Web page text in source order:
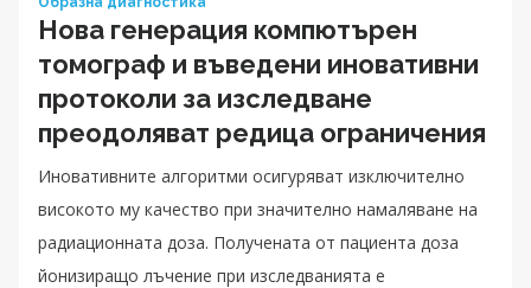
Нова генерация компютърен
томограф и въведени иновативни
протоколи за изследване
преодоляват редица ограничения
Иновативните алгоритми осигуряват изключително
високото му качество при значително намаляване на
радиационната доза. Получената от пациента доза
йонизиращо лъчение при изследванията е